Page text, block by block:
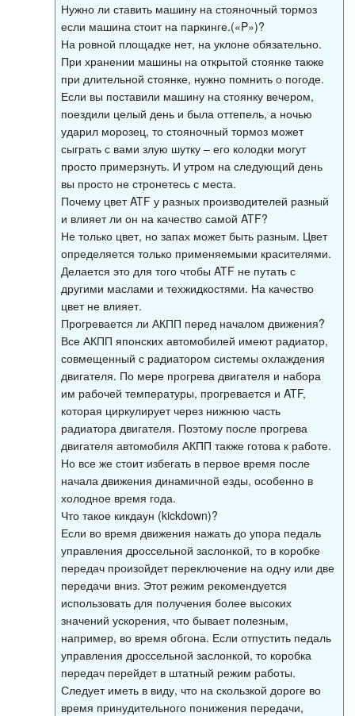
Нужно ли ставить машину на стояночный тормоз
если машина стоит на паркинге.(«P»)?
На ровной площадке нет, на уклоне обязательно.
При хранении машины на открытой стоянке также
при длительной стоянке, нужно помнить о погоде.
Если вы поставили машину на стоянку вечером,
поездили целый день и была оттепель, а ночью
ударил морозец, то стояночный тормоз может
сыграть с вами злую шутку – его колодки могут
просто примерзнуть. И утром на следующий день
вы просто не стронетесь с места.
Почему цвет ATF у разных производителей разный
и влияет ли он на качество самой ATF?
Не только цвет, но запах может быть разным. Цвет
определяется только применяемыми красителями.
Делается это для того чтобы ATF не путать с
другими маслами и техжидкостями. На качество
цвет не влияет.
Прогревается ли АКПП перед началом движения?
Все АКПП японских автомобилей имеют радиатор,
совмещенный с радиатором системы охлаждения
двигателя. По мере прогрева двигателя и набора
им рабочей температуры, прогревается и ATF,
которая циркулирует через нижнюю часть
радиатора двигателя. Поэтому после прогрева
двигателя автомобиля АКПП также готова к работе.
Но все же стоит избегать в первое время после
начала движения динамичной езды, особенно в
холодное время года.
Что такое кикдаун (kickdown)?
Если во время движения нажать до упора педаль
управления дроссельной заслонкой, то в коробке
передач произойдет переключение на одну или две
передачи вниз. Этот режим рекомендуется
использовать для получения более высоких
значений ускорения, что бывает полезным,
например, во время обгона. Если отпустить педаль
управления дроссельной заслонкой, то коробка
передач перейдет в штатный режим работы.
Следует иметь в виду, что на скользкой дороге во
время принудительного понижения передачи,